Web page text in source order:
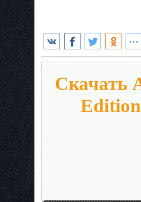
Скачать